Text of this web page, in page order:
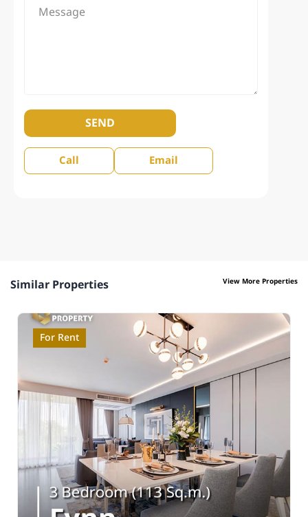
SEND
Call Email
Similar Properties View More Properties
For Rent